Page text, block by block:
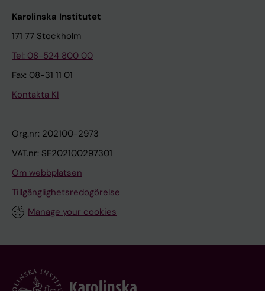
Karolinska Institutet
171 77 Stockholm
Tel: 08-524 800 00
Fax: 08-31 11 01
Kontakta KI
Org.nr: 202100-2973
VAT.nr: SE202100297301
Om webbplatsen
Tillgänglighetsredogörelse
Manage your cookies